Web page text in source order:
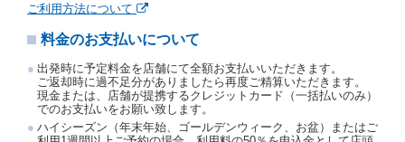
約申込金を返還するものとします。
若しくは当社のいずれの責にもよらない事由により貸
たものとします。この場合、当社は受領済の予約申込
金を返還するものとします。
第５条（代替レンタカー）
ご利用方法について
料金のお支払いについて
出発時に予定料金を店舗にて全額お支払いいただきます。
ご返却時に過不足分がありましたら再度ご精算いただきます。
現金または、店舗が提携するクレジットカード（一括払いのみ）
でのお支払いをお願い致します。
ハイシーズン（年末年始、ゴールデンウィーク、お盆）またはご